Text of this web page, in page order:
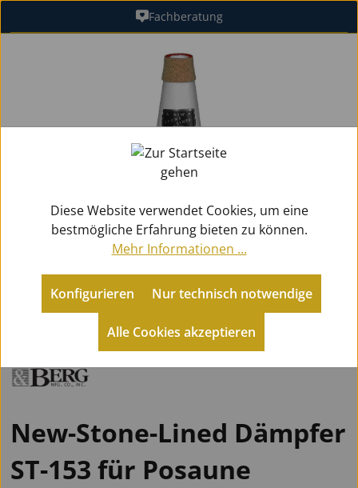
Zum Hauptinhalt springenFachberatung
Bildergalerie überspringen
Dämpfer
New-Stone-Lined Dämpfer
ST-153 für Posaune
Diese Website verwendet Cookies, um eine
bestmögliche Erfahrung bieten zu können.
Mehr Informationen ...
Konfigurieren
Alle Cookies akzeptieren
Nur technisch notwendige